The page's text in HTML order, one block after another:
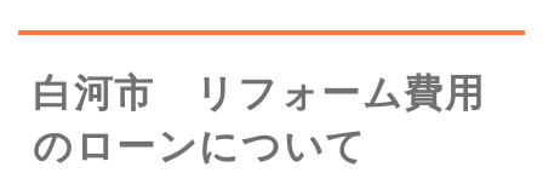
白河市 リフォーム費用
のローンについて